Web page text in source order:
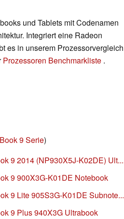
und Tablets mit Codenamen
Integriert eine Radeon
es in unserem Prozessorvergleich
Prozessoren Benchmarkliste .
9 Serie)
9 2014 (NP930X5J-K02DE) Ult...
9 900X3G-K01DE Notebook
9 Lite 905S3G-K01DE Subnote...
9 Plus 940X3G Ultrabook